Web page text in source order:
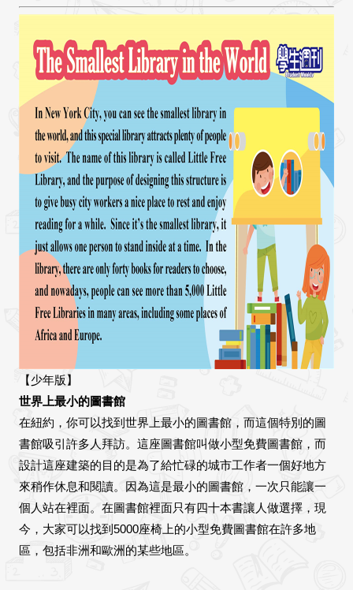
【少年版】
世界上最小的圖書館
在紐約，你可以找到世界上最小的圖書館，而這個特別的圖
書館吸引許多人拜訪。這座圖書館叫做小型免費圖書館，而
設計這座建築的目的是為了給忙碌的城市工作者一個好地方
來稍作休息和閱讀。因為這是最小的圖書館，一次只能讓一
個人站在裡面。在圖書館裡面只有四十本書讓人做選擇，現
今，大家可以找到5000座椅上的小型免費圖書館在許多地
區，包括非洲和歐洲的某些地區。